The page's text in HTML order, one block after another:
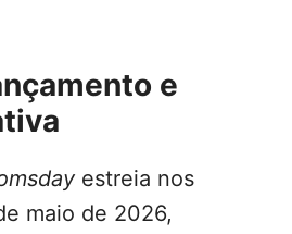
e
estreia nos
maio de 2026,